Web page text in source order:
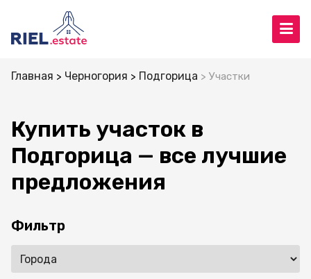
Главная Черногория Подгорица Участки
Купить участок в
Подгорица — все лучшие
предложения
Фильтр